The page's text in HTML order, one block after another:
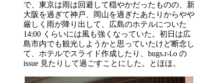
で、東京は雨は回避して穏やかだったものの、新
大阪を過ぎて神戸、岡山を過ぎたあたりからやや
厳しく雨が降り出して、広島のホテルについた
14:00 くらいには風も強くなっていた。初日は広
島市内でも観光しようかと思っていたけど断念し
て、ホテルでスライド作成したり、bugs.r-l.o の
issue 見たりして過ごすことにした。とほほ。